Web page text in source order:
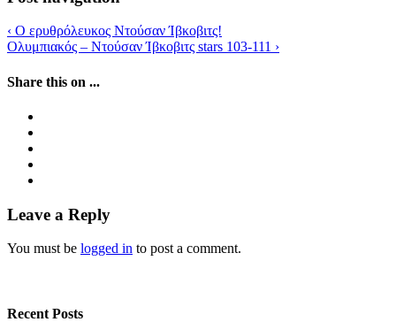
‹ Ο ερυθρόλευκος Ντούσαν Ίβκοβιτς!
Ολυμπιακός – Ντούσαν Ίβκοβιτς stars 103-111 ›
Share this on ...
Leave a Reply
You must be logged in to post a comment.
Recent Posts